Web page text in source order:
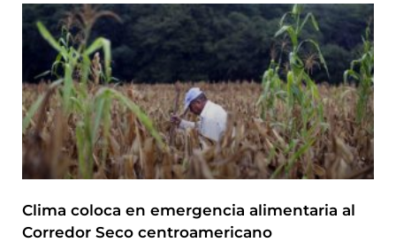
Clima coloca en emergencia alimentaria al
Corredor Seco centroamericano